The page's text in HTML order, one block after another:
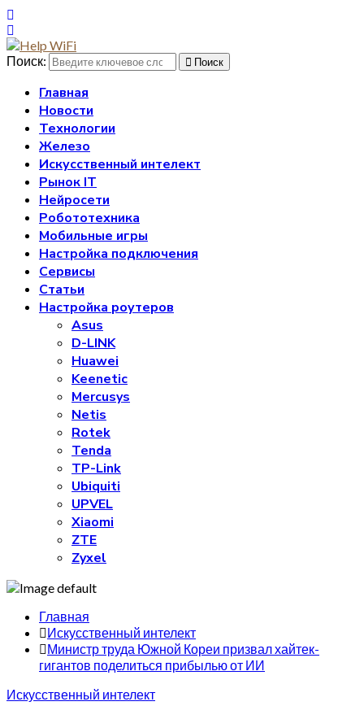
Поиск: Поиск
Главная
Новости
Технологии
Железо
Искусственный интелект
Рынок IT
Нейросети
Робототехника
Мобильные игры
Настройка подключения
Сервисы
Статьи
Настройка роутеров
Asus
D-LINK
Huawei
Keenetic
Mercusys
Netis
Rotek
Tenda
TP-Link
Ubiquiti
UPVEL
Xiaomi
ZTE
Zyxel
Главная
Искусственный интелект
Министр труда Южной Кореи призвал хайтек-
гигантов поделиться прибылью от ИИ
Искусственный интелект